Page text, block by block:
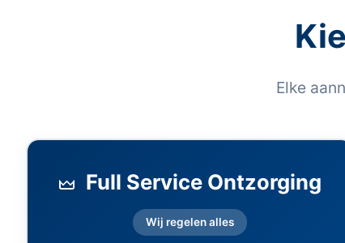
Elke
Full Service Ontzorging
Wij regelen alles